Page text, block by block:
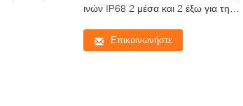
ινών IP68 2 μέσα και 2 έξω για τη
Επικοινωνήστε